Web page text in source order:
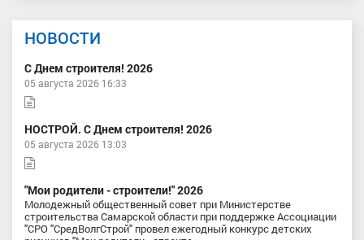
НОВОСТИ
С Днем строителя! 2026
05 августа 2026 16:33
НОСТРОЙ. С Днем строителя! 2026
05 августа 2026 13:03
"Мои родители - строители!" 2026
Молодежный общественный совет при Министерстве
строительства Самарской области при поддержке Ассоциации
"СРО "СредВолгСтрой" провел ежегодный конкурс детских